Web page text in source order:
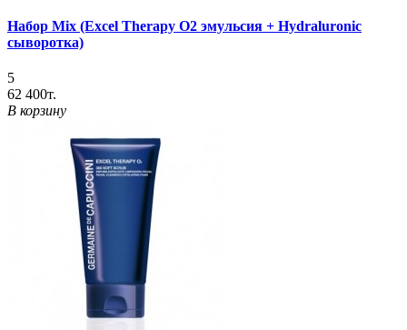
Набор Mix (Excel Therapy O2 эмульсия + Hydraluronic
сыворотка)
5
62 400т.
В корзину